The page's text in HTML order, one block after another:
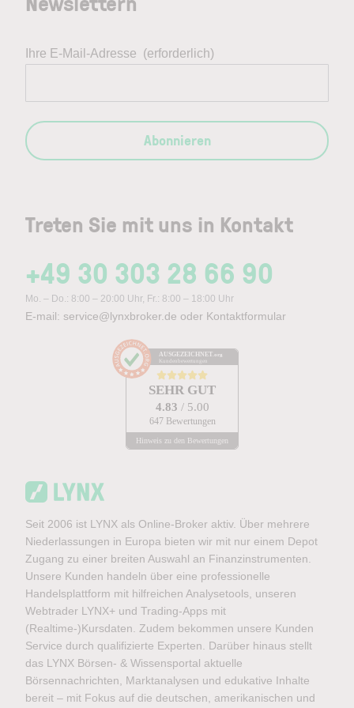
Treten Sie mit uns in Kontakt
+49 30 303 28 66 90
Mo. – Do.: 8:00 – 20:00 Uhr, Fr.: 8:00 – 18:00 Uhr
E-mail: service@lynxbroker.de oder Kontaktformular
AUSGEZEICHNET .org
Kundenbewertungen
SEHR GUT
4.83 / 5.00
647 Bewertungen
Hinweis zu den Bewertungen
Ihre E-Mail-Adresse (erforderlich)
Abonnieren
Seit 2006 ist LYNX als Online-Broker aktiv. Über mehrere
Niederlassungen in Europa bieten wir mit nur einem Depot
Zugang zu einer breiten Auswahl an Finanzinstrumenten.
Unsere Kunden handeln über eine professionelle
Handelsplattform mit hilfreichen Analysetools, unseren
Webtrader LYNX+ und Trading-Apps mit
(Realtime-)Kursdaten. Zudem bekommen unsere Kunden
Service durch qualifizierte Experten. Darüber hinaus stellt
das LYNX Börsen- & Wissensportal aktuelle
Börsennachrichten, Marktanalysen und edukative Inhalte
bereit – mit Fokus auf die deutschen, amerikanischen und